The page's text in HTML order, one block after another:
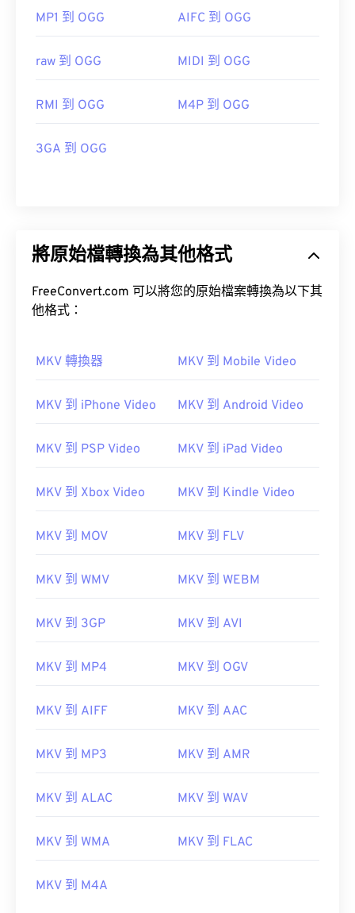
MP1 到 OGG AIFC 到 OGG
raw 到 OGG MIDI 到 OGG
RMI 到 OGG M4P 到 OGG
3GA 到 OGG
將原始檔轉換為其他格式
FreeConvert.com 可以將您的原始檔案轉換為以下其
他格式：
MKV 轉換器 MKV 到 Mobile Video
MKV 到 iPhone Video MKV 到 Android Video
MKV 到 PSP Video MKV 到 iPad Video
MKV 到 Xbox Video MKV 到 Kindle Video
MKV 到 MOV MKV 到 FLV
MKV 到 WMV MKV 到 WEBM
MKV 到 3GP MKV 到 AVI
MKV 到 MP4 MKV 到 OGV
MKV 到 AIFF MKV 到 AAC
MKV 到 MP3 MKV 到 AMR
MKV 到 ALAC MKV 到 WAV
MKV 到 WMA MKV 到 FLAC
MKV 到 M4A